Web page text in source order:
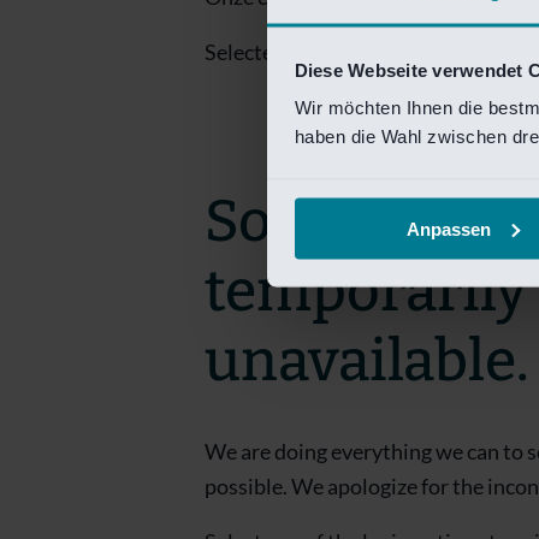
Diese Webseite verwendet
Wir möchten Ihnen die
haben die Wahl zwischen
Anpassen
Selecteer een van de login opties
Sorry! This
temporarily
unavailable.
We are doing everything we can to
possible. We apologize for the